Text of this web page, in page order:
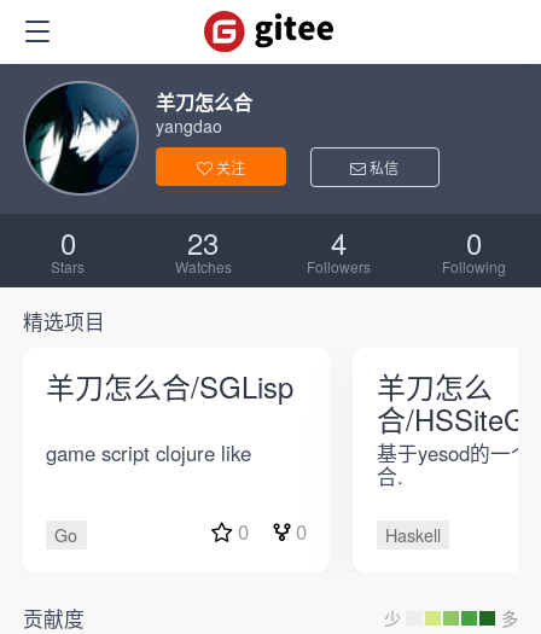
羊刀怎么合
yangdao
关注 私信
0
Stars
23
Watches
4
Followers
0
Following
精选项目
羊刀怎么合/SGLisp
game script clojure like
Go 0 0
羊刀怎么
合/
基于yesod的一个
合.
Haskell
贡献度 少 多